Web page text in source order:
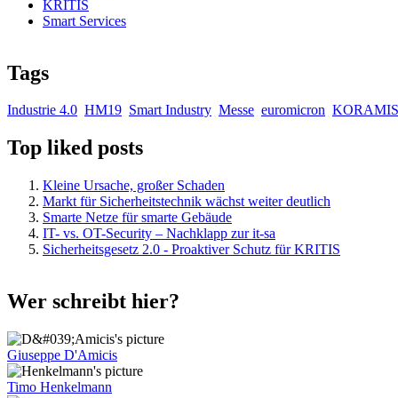
KRITIS
Smart Services
Tags
Industrie 4.0 HM19 Smart Industry Messe euromicron KORAMIS
Top liked posts
Kleine Ursache, großer Schaden
Markt für Sicherheitstechnik wächst weiter deutlich
Smarte Netze für smarte Gebäude
IT- vs. OT-Security – Nachklapp zur it-sa
Sicherheitsgesetz 2.0 - Proaktiver Schutz für KRITIS
Wer schreibt hier?
Giuseppe D'Amicis
Timo Henkelmann